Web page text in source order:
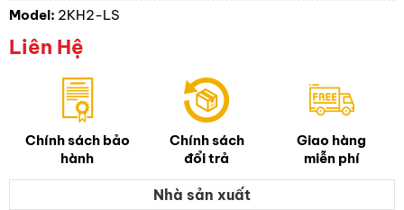
Model: 2KH2-LS
Liên Hệ
Chính sách bảo
hành
Chính sách
đổi trả
Giao hàng
miễn phí
Nhà sản xuất